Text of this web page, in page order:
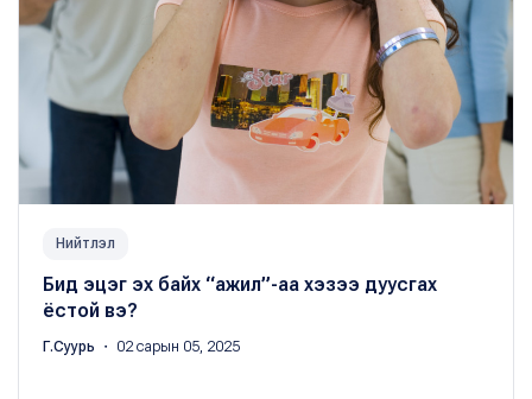
Нийтлэл
Бид эцэг эх байх “ажил”-аа хэзээ дуусгах
ёстой вэ?
Г.Суурь ・ 02 сарын 05, 2025